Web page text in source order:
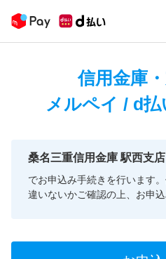
信用金庫
メルペイ / d
桑名三重信用金庫 駅西支店
でお申込み手続きを行います
違いないかご確認の上、お申込